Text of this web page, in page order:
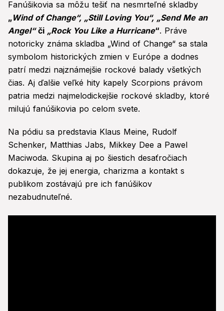
Fanúšikovia sa môžu tešiť na nesmrteľné skladby
„Wind of Change“, „Still Loving You“, „Send Me an
Angel“či „Rock You Like a Hurricane“. Práve
notoricky známa skladba „Wind of Change“ sa stala
symbolom historických zmien v Európe a dodnes
patrí medzi najznámejšie rockové balady všetkých
čias. Aj ďalšie veľké hity kapely Scorpions právom
patria medzi najmelodickejšie rockové skladby, ktoré
milujú fanúšikovia po celom svete.
Na pódiu sa predstavia Klaus Meine, Rudolf
Schenker, Matthias Jabs, Mikkey Dee a Pawel
Maciwoda. Skupina aj po šiestich desaťročiach
dokazuje, že jej energia, charizma a kontakt s
publikom zostávajú pre ich fanúšikov
nezabudnuteľné.